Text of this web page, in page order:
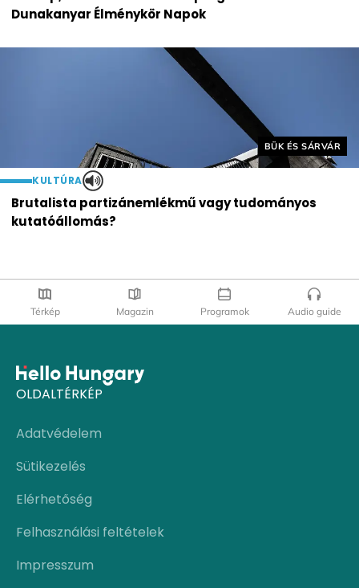
Dunakanyar Élménykör Napok
Helyszín címkék:
BÜK ÉS SÁRVÁR
KULTÚRA
Brutalista partizánemlékmű vagy tudományos
kutatóállomás?
Térkép Magazin Programok Audio guide
OLDALTÉRKÉP
Adatvédelem
Sütikezelés
Elérhetőség
Felhasználási feltételek
Impresszum